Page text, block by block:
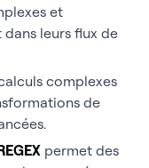
et
leurs flux de
complexes
de
permet des